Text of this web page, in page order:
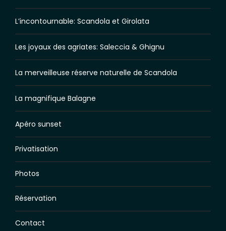
L’incontournable: Scandola et Girolata
Les joyaux des agriates: Saleccia & Ghignu
La merveilleuse réserve naturelle de Scandola
La magnifique Balagne
Apéro sunset
Privatisation
Photos
Réservation
Contact